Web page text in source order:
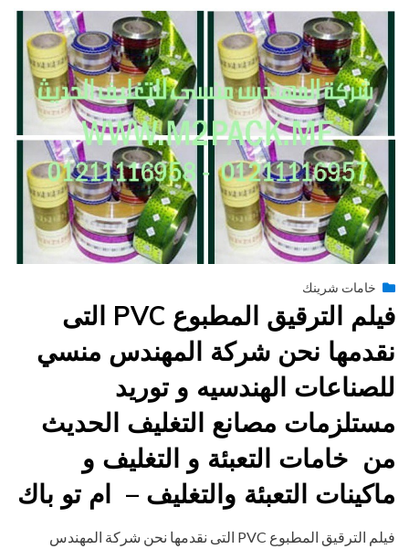
by engmansyPosted
on
يونيو 29, 2015
خامات شرينك
فيلم الترقيق المطبوع PVC التى
نقدمها نحن شركة المهندس منسي
للصناعات الهندسيه و توريد
مستلزمات مصانع التغليف الحديث
من خامات التعبئة و التغليف و
ماكينات التعبئة والتغليف – ام تو باك
فيلم الترقيق المطبوع PVC التى نقدمها نحن شركة المهندس